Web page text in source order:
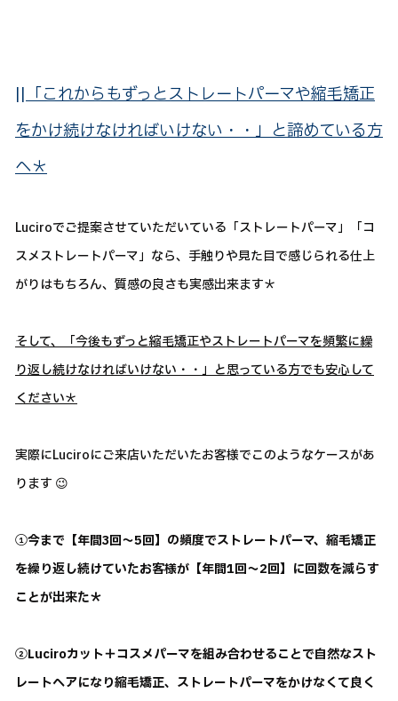
||「これからもずっとストレートパーマや縮毛矯正
をかけ続けなければいけない・・」と諦めている方
へ＊
Luciroでご提案させていただいている「ストレートパーマ」「コ
スメストレートパーマ」なら、手触りや見た目で感じられる仕上
がりはもちろん、質感の良さも実感出来ます＊
そして、「今後もずっと縮毛矯正やストレートパーマを頻繁に繰
り返し続けなければいけない・・」と思っている方でも安心して
ください＊
実際にLuciroにご来店いただいたお客様でこのようなケースがあ
ります 😉
①今まで【年間3回～5回】の頻度でストレートパーマ、縮毛矯正
を繰り返し続けていたお客様が【年間1回～2回】に回数を減らす
ことが出来た＊
②Luciroカット＋コスメパーマを組み合わせることで自然なスト
レートヘアになり縮毛矯正、ストレートパーマをかけなくて良く